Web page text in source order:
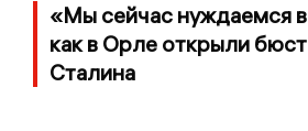
«Мы сейчас нуждаемся
как в Орле открыли
Сталина